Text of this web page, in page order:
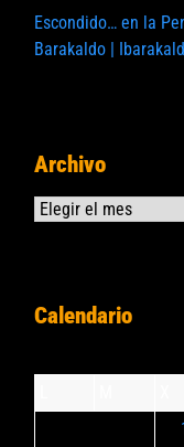
Escondido… en la
Barakaldo |
Archivo
Archivos
Calendario